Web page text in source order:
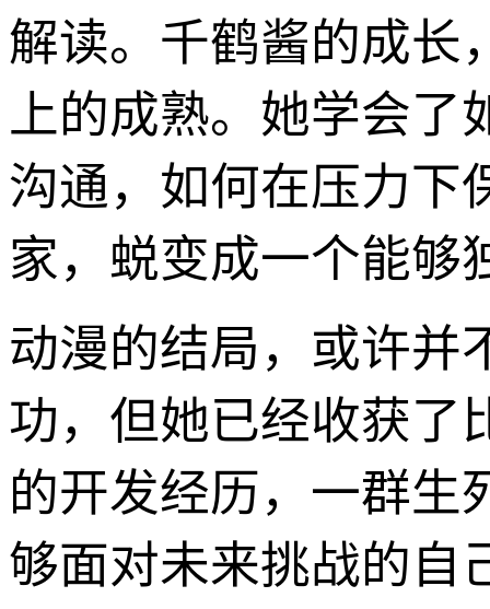
解读。千鹤酱的成长
上的成熟。她学会了
沟通，如何在压力下
家，蜕变成一个能够
动漫的结局，或许并
功，但她已经收获了
的开发经历，一群生
够面对未来挑战的自